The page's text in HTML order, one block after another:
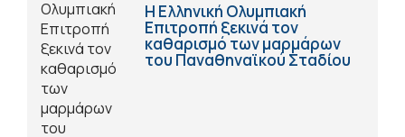
Η Ελληνική Ολυμπιακή
Επιτροπή ξεκινά τον
καθαρισμό των μαρμάρων
του Παναθηναϊκού Σταδίου